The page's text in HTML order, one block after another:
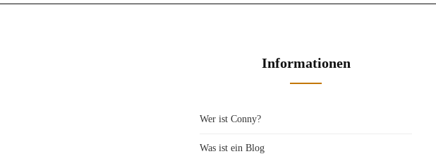
Informationen
Wer ist Conny?
Was ist ein Blog